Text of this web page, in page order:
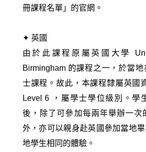
冊課程名單」的官網。
✦ 英國
由於此課程原屬英國大學
Birmingham 的課程之一，於當
士課程。故此，本課程隸屬英國
Level 6 ，屬學士學位級別。學
後，除了可參加每兩年舉辦一次
外，亦可以親身赴英國參加當地
地學生相同的體驗。